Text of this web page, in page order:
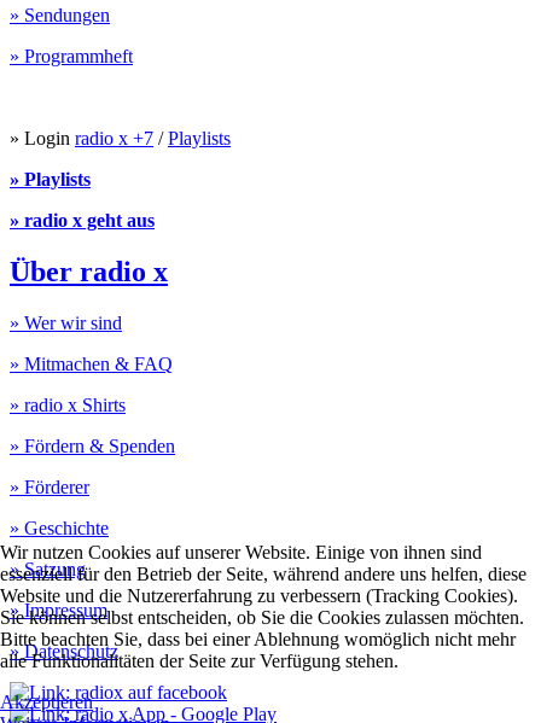
» Sendungen
» Programmheft
» Login radio x +7 /Playlists
» Playlists
» radio x geht aus
Über radio x
» Wer wir sind
» Mitmachen & FAQ
» radio x Shirts
» Fördern & Spenden
» Förderer
» Geschichte
» Satzung
» Impressum
» Datenschutz
Wir nutzen Cookies auf unserer Website. Einige von ihnen sind
essenziell für den Betrieb der Seite, während andere uns helfen, diese
Website und die Nutzererfahrung zu verbessern (Tracking Cookies).
Sie können selbst entscheiden, ob Sie die Cookies zulassen möchten.
Bitte beachten Sie, dass bei einer Ablehnung womöglich nicht mehr
alle Funktionalitäten der Seite zur Verfügung stehen.
Akzeptieren